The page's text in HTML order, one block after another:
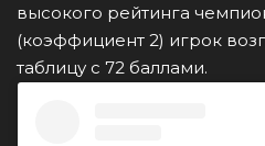
высокого рейтинга
(коэффициент 2) игрок
таблицу с 72 баллами.